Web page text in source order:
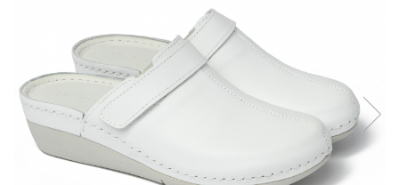
Dr. Feet